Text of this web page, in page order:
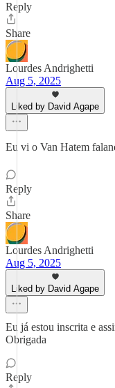
Reply
Share
Lourdes Andrighetti
Aug 5, 2025
Liked by David Agape
Eu vi o Van Hatem
Reply
Share
Lourdes Andrighetti
Aug 5, 2025
Liked by David Agape
Eu já estou inscrita e
Obrigada
Reply